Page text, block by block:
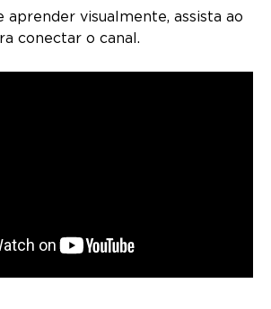
aprender visualmente, assista ao
conectar o canal.